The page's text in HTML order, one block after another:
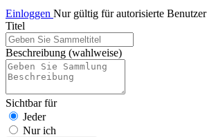
Einloggen Nur gültig für autorisierte Benutzer
Titel
Beschreibung (wahlweise)
Sichtbar für
Jeder
Nur ich